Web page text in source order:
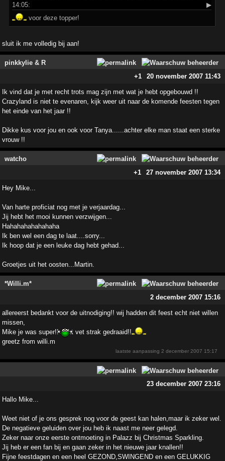
14:05:
▶
voor deze topper!
sluit ik me volledig bij aan!
pinkkylie & R
+1
20 november 2007 11:43
Ik vind dat je met recht trots mag zijn met wat je hebt opgebouwd !!
Crazyland is niet te evenaren, kijk weer uit naar de komende feesten tegen
het einde van het jaar !!
Dikke kus voor jou en ook voor Tanya......achter elke man staat een sterke
vrouw !!
watcho
+1
27 november 2007 13:34
Hey Mike...
Van harte proficiat nog met je verjaardag...
Jij hebt het mooi kunnen verzwijgen...
Hahahahahahahaha
Ik ben wel een dag te laat....sorry...
Ik hoop dat je een leuke dag hebt gehad...
Groetjes uit het oosten...Martin.
*Willi.m*
2 december 2007 15:16
allereerst bedankt voor de uitnodiging!! wij hadden dit feest echt niet willen
missen,
Mike je was super!! echt vet strak gedraaid!!
greetz from willi.m
laatste aanpassing2 december 2007 15:17
23 december 2007 23:16
Hallo Mike...
Weet niet of je ons gesprek nog voor de geest kan halen,maar ik zeker wel.
De negatieve geluiden over jou heb ik naast me neer gelegd.
Zeker naar onze eerste ontmoeting in Palazz bij Christmas Sparkling.
Jij heb er een fan bij en gaan zeker in het nieuwe jaar knallen!!
Fijne feestdagen en een heel GEZOND,SWINGEND en een GELUKKIG